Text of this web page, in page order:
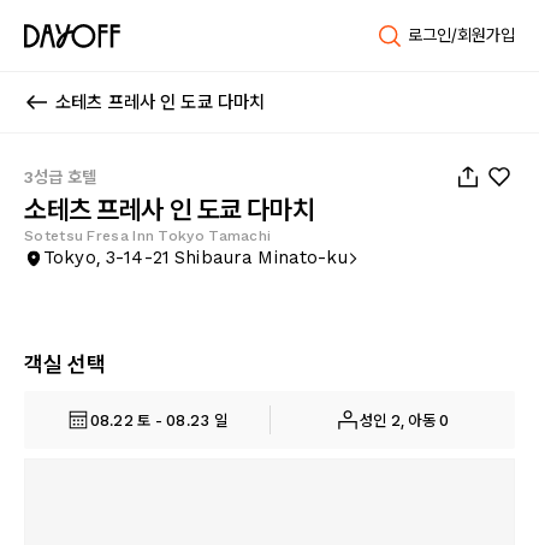
로그인/회원가입
소테츠 프레사 인 도쿄 다마치
3성급 호텔
소테츠 프레사 인 도쿄 다마치
Sotetsu Fresa Inn Tokyo Tamachi
Tokyo, 3-14-21 Shibaura Minato-ku
객실 선택
08.22 토 - 08.23 일 성인 2, 아동 0